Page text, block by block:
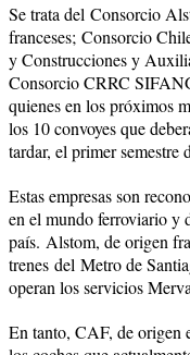
Se trata del Consorcio
franceses; Consorcio
y Construcciones y
Consorcio CRRC
quienes en los próximos
los 10 convoyes que
tardar, el primer semestre
Estas empresas son
en el mundo ferroviario y
país. Alstom, de origen
trenes del Metro de
operan los servicios
En tanto, CAF, de origen